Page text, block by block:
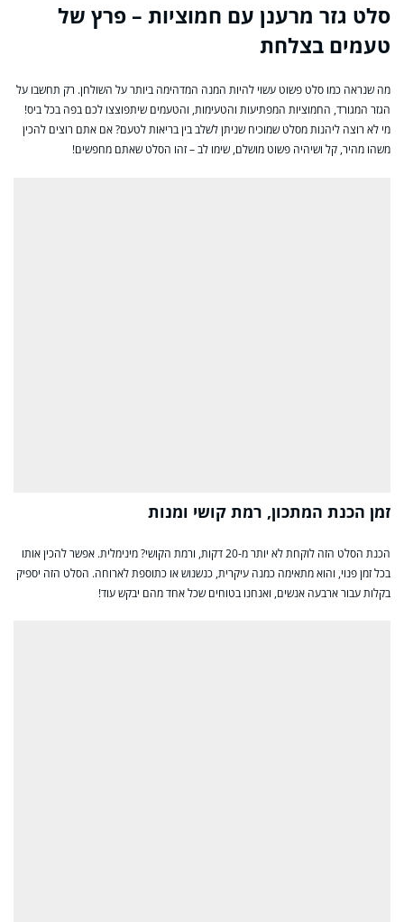
סלט גזר מרענן עם חמוציות – פרץ של
טעמים בצלחת
מה שנראה כמו סלט פשוט עשוי להיות המנה המדהימה ביותר על השולחן. רק תחשבו על
הגזר המגורד, החמוציות המפתיעות והטעימות, והטעמים שיתפוצצו לכם בפה בכל ביס!
מי לא רוצה ליהנות מסלט שמוכיח שניתן לשלב בין בריאות לטעם? אם אתם רוצים להכין
משהו מהיר, קל ושיהיה פשוט מושלם, שימו לב – זהו הסלט שאתם מחפשים!
זמן הכנת המתכון, רמת קושי ומנות
הכנת הסלט הזה לוקחת לא יותר מ-20 דקות, ורמת הקושי? מינימלית. אפשר להכין אותו
בכל זמן פנוי, והוא מתאימה כמנה עיקרית, כנשנוש או כתוספת לארוחה. הסלט הזה יספיק
בקלות עבור ארבעה אנשים, ואנחנו בטוחים שכל אחד מהם יבקש עוד!